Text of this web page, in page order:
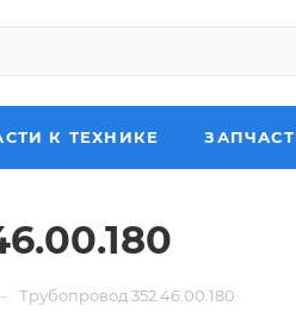
К ТЕХНИКЕ
Трубопровод 352.46.00.180